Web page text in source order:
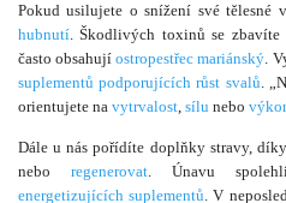
Pokud usilujete o snížení své tělesné
hubnutí. Škodlivých toxinů se
často obsahujíostropestřec mariánský.
suplementů podporujících růst svalů.
orientujete na vytrvalost, sílu nebo
Dále u nás pořídíte doplňky stravy,
nebo regenerovat. Únavu
energetizujících suplementů. V